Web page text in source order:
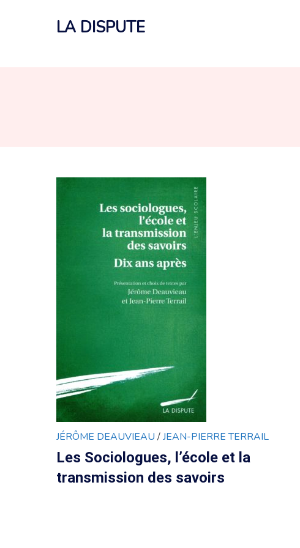
LA DISPUTE
JÉRÔME DEAUVIEAU /JEAN-PIERRE TERRAIL
Les Sociologues, l’école et la
transmission des savoirs